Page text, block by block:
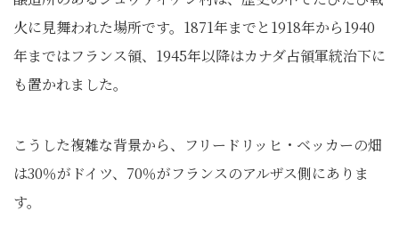
火に見舞われた場所です。1871年までと1918年から1940
年まではフランス領、1945年以降はカナダ占領軍統治下に
も置かれました。
こうした複雑な背景から、フリードリッヒ・ベッカーの畑
は30％がドイツ、70％がフランスのアルザス側にありま
す。